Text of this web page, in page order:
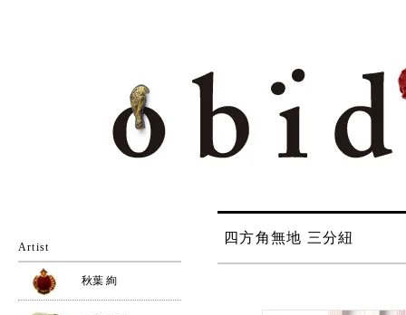
四方角無地 三分紐
Artist
秋葉 絢